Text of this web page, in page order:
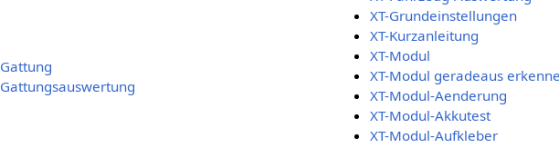
Gattung
Gattungsauswertung
XT-Grundeinstellungen
XT-Kurzanleitung
XT-Modul
XT-Modul geradeaus
XT-Modul-Aenderung
XT-Modul-Akkutest
XT-Modul-Aufkleber